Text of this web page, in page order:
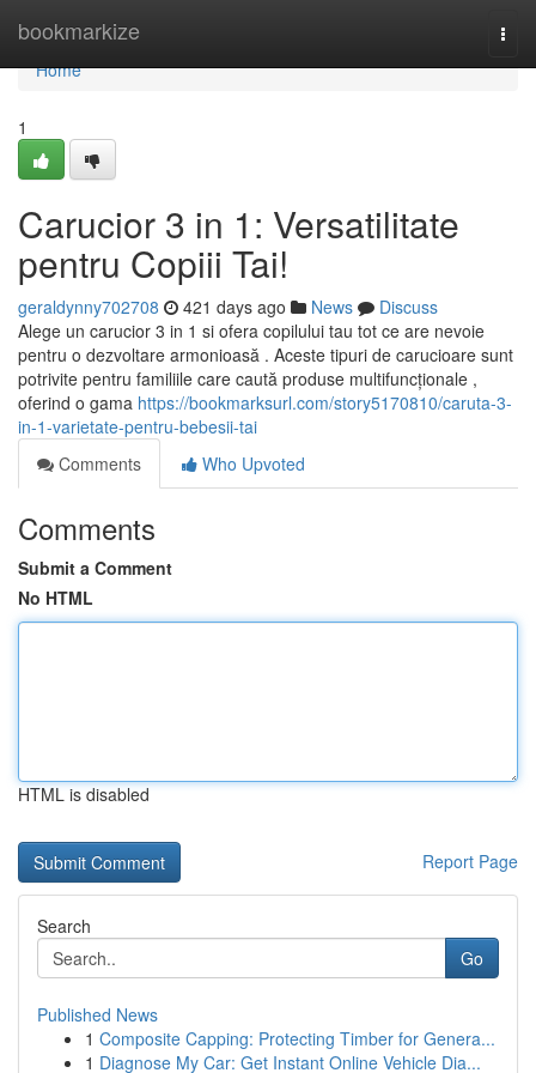
bookmarkize
Home
Home
1
Carucior 3 in 1: Versatilitate
pentru Copiii Tai!
geraldynny702708 421 days ago News
Discuss
Alege un carucior 3 in 1 si ofera copilului tau tot ce are nevoie
pentru o dezvoltare armonioasă . Aceste tipuri de carucioare sunt
potrivite pentru familiile care caută produse multifuncționale ,
oferind o gama https://bookmarksurl.com/story5170810/caruta-3-
in-1-varietate-pentru-bebesii-tai
Comments
Who Upvoted
Comments
Submit a Comment
No HTML
HTML is disabled
Report Page
Search
Go
Published News
1 Composite Capping: Protecting Timber for Genera...
1 Diagnose My Car: Get Instant Online Vehicle Dia...